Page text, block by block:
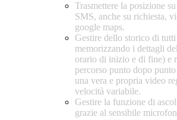
Trasmettere la posizione
SMS, anche su richiesta,
google maps.
Gestire dello storico di
memorizzando i dettagli
orario di inizio e di fine) e
percorso punto dopo
una vera e propria video
velocità variabile.
Gestire la funzione di
grazie al sensibile